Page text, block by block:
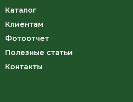
Каталог
Клиентам
Фотоотчет
Полезные статьи
Контакты